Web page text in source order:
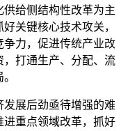
给侧结构性改革为主
关键核心技术攻关，
力，促进传统产业改
打通生产、分配、流
展后劲亟待增强的难
重点领域改革，抓好